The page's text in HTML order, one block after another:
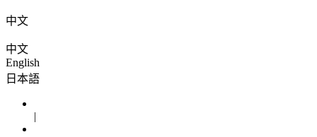
中文
中文
English
日本語
|